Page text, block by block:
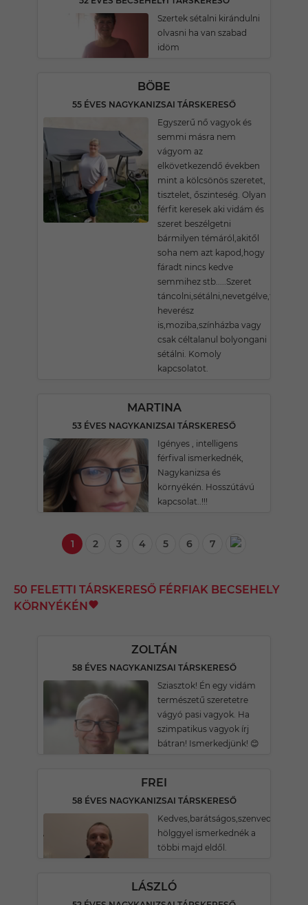
Szertek sétalni kirándulni
olvasni ha van szabad
idöm
BÖBE
55 ÉVES NAGYKANIZSAI TÁRSKERESŐ
Egyszerű nő vagyok és
semmi másra nem
vágyom az
elkövetkezendő években
mint a kölcsönös szeretet,
tisztelet, őszinteség. Olyan
férfit keresek aki vidám és
szeret beszélgetni
bármilyen témáról,akitől
soha nem azt kapod,hogy
fáradt nincs kedve
semmihez stb.....Szeret
táncolni,sétálni,nevetgélve,fűbe
heverész
is,moziba,színházba vagy
csak céltalanul bolyongani
sétálni. Komoly
kapcsolatot.
MARTINA
53 ÉVES NAGYKANIZSAI TÁRSKERESŐ
Igényes , intelligens
férfival ismerkednék,
Nagykanizsa és
környékén. Hosszútávú
kapcsolat..!!!
1 2 3 4 5 6 7
50 FELETTI TÁRSKERESŐ FÉRFIAK BECSEHELY
KÖRNYÉKÉN
ZOLTÁN
58 ÉVES NAGYKANIZSAI TÁRSKERESŐ
Sziasztok! Én egy vidám
természetű szeretetre
vágyó pasi vagyok. Ha
szimpatikus vagyok írj
bátran! Ismerkedjünk! 😊
FREI
58 ÉVES NAGYKANIZSAI TÁRSKERESŐ
Kedves,barátságos,szenvedélyes
hölggyel ismerkednék a
többi majd eldől.
LÁSZLÓ